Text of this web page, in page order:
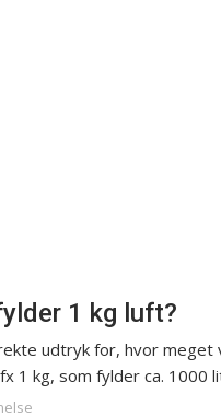
1 kg luft?
udtryk for, hvor meget
1 kg, som fylder ca. 1000